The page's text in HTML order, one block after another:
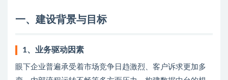
一、建设背景与目标
1、业务驱动因素
眼下企业普遍承受着市场竞争日趋激烈、客户诉求更加多